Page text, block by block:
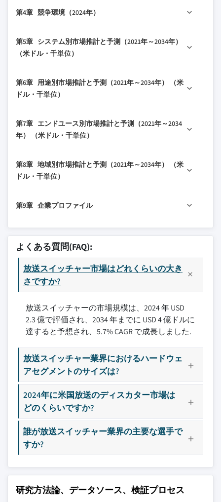
1.3.1 基準年の計算
1.4 予測モデル
1.5 一次調査と検証
1.5.2 データマイニングソース
3.2 トランプ政権下の関税
3.2.1.1 貿易量の混乱
3.2.2.1 供給面への影響
3.2.2.1.3 生産コストへの影響
3.2.2.2 需要面への影響（販売価格）
3.2.2.2.2 市場シェアの変動
3.2.4 戦略的産業対応
3.2.4.2 価格戦略と製品戦略
3.2.4.3 政策への関与
3.2.5 見通しと今後の検討事項
3.3 産業に影響を与える要因
3.3.1 成長ドライバー
3.3.1.1 ライブ放送・ストリーミング需要
の拡大
3.3.1.2 クラウドベースの放送ソリューシ
3.3.1.3 OTTプラットフォームの拡大
3.3.1.4 放送インフラへの投資増加
3.3.1.5 eスポーツとゲーム放送の台頭
3.3.2 産業の落とし穴と課題
3.3.2.1 高額な初期投資コスト
3.3.2.2 急速な技術変化
3.4 成長ポテンシャル分析
3.5 規制環境
3.6 技術環境
3.7 将来の市場トレンド
3.8 ギャップ分析
第4章 競争環境（2024年）
4.2 企業の市場シェア分析
4.3 主要市場プレイヤーの競争分析
4.5 戦略ダッシュボード
第5章 システム別市場推計と予測（2021年～2034年）
（米ドル・千単位）
5.2 ハードウェア
5.3 ソフトウェア
第6章 用途別市場推計と予測（2021年～2034年） （米
ドル・千単位）
6.2 スポーツ
6.3 ニュース
第7章 エンドユース別市場推計と予測（2021年～2034
年） （米ドル・千単位）
7.2 テレビ放送局
7.3 ケーブル・衛星プロバイダー
7.5 ライブイベント主催者
第8章 地域別市場推計と予測（2021年～2034年） （米
ドル・千単位）
8.2 北米
8.2.2 カナダ
8.3 欧州
8.3.1 ドイツ
8.3.2 英国
8.3.3 フランス
8.3.4 スペイン
8.3.5 イタリア
8.3.6 オランダ
8.4 アジア太平洋
8.4.1 中国
8.4.2 インド
8.4.3 日本
8.4.4 韓国
8.4.5 オーストラリア
8.5 ラテンアメリカ
8.6 中東・アフリカ
第9章 企業プロファイル
9.1 Blackmagic Design Pty. Ltd.
9.3 Crestron Electronics, Inc.
9.4 Datavideo
9.5 FOR-A Company Limited.
9.6 Grass Valley
9.7 パナソニックホールディングス株式会社
9.8 PureLink
9.9 ローランド株式会社
9.10 Ross Video LTD.
9.11 ソニーグループ株式会社
9.12 tvONE
主要な競合他社が見当たりませんか？
このレポートに掲載されている企業は厳選さ
れたものであり、競合全体を網羅するもので
はありません。
当社の市場収益計算は、個別にプロファイル
されていないメーカー、販売業者、専門業者
を含む全地域の全プレイヤーを考慮したボト
よくある質問(FAQ):
放送スイッチャー市場はどれくらいの大き
さですか?
放送スイッチャーの市場規模は、2024 年 USD
2.3 億で評価され、2034 年までに USD 4 億ドルに
達すると予想され、5.7% CAGR で成長しました.
放送スイッチャー業界におけるハードウェ
アセグメントのサイズは?
2024年に米国放送のディスカター市場は
どのくらいですか?
誰が放送スイッチャー業界の主要な選手で
すか?
研究方法論、データソース、検証プロセス